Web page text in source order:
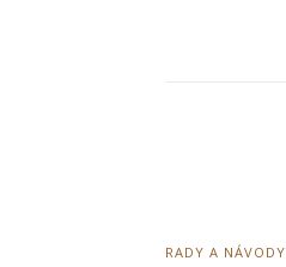
RADY A NÁVODY